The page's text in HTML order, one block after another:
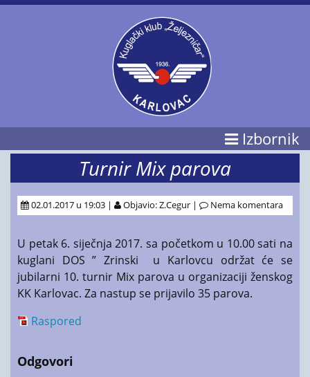
Izbornik
Turnir Mix parova
02.01.2017 u 19:03 | Objavio: Z.Cegur | Nema komentara
U petak 6. siječnja 2017. sa početkom u 10.00 sati na
kuglani DOS ” Zrinski u Karlovcu održat će se
jubilarni 10. turnir Mix parova u organizaciji ženskog
KK Karlovac. Za nastup se prijavilo 35 parova.
Raspored
Odgovori